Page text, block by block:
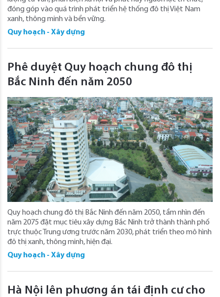
đóng góp vào quá trình phát triển hệ thống đô thị Việt Nam
xanh, thông minh và bền vững.
Quy hoạch - Xây dựng
Phê duyệt Quy hoạch chung đô thị
Bắc Ninh đến năm 2050
Quy hoạch chung đô thị Bắc Ninh đến năm 2050, tầm nhìn đến
năm 2075 đặt mục tiêu xây dựng Bắc Ninh trở thành thành phố
trực thuộc Trung ương trước năm 2030, phát triển theo mô hình
đô thị xanh, thông minh, hiện đại.
Quy hoạch - Xây dựng
Hà Nội lên phương án tái định cư cho